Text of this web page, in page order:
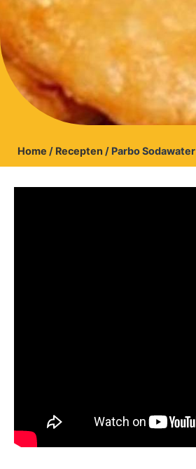
Home / Recepten / Parbo Sodawater